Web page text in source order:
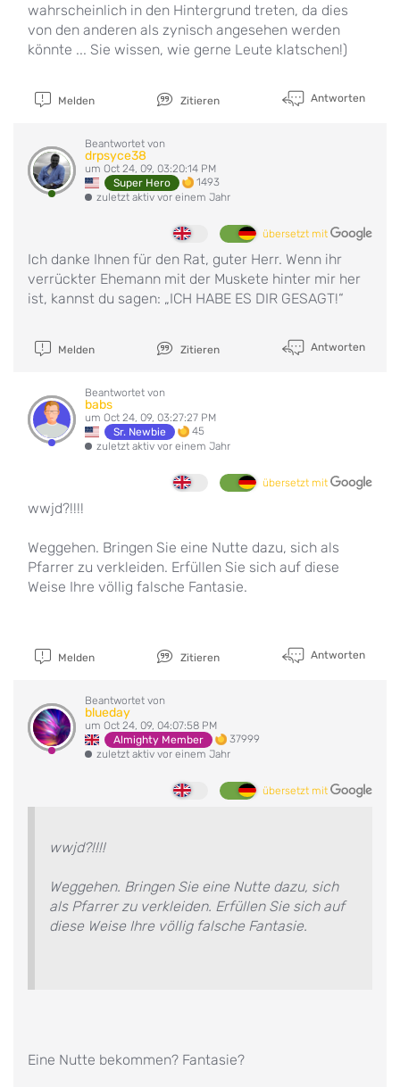
wahrscheinlich in den Hintergrund treten, da dies
von den anderen als zynisch angesehen werden
könnte ... Sie wissen, wie gerne Leute klatschen!)
Melden Zitieren Antworten
Beantwortet von
drpsyce38
um Oct 24, 09, 03:20:14 PM
Super Hero
1493
zuletzt aktiv vor einem Jahr
übersetzt mit
Ich danke Ihnen für den Rat, guter Herr. Wenn ihr
verrückter Ehemann mit der Muskete hinter mir her
ist, kannst du sagen: „ICH HABE ES DIR GESAGT!“
Melden Zitieren Antworten
Beantwortet von
babs
um Oct 24, 09, 03:27:27 PM
Sr. Newbie
45
zuletzt aktiv vor einem Jahr
übersetzt mit
wwjd?!!!!
Weggehen. Bringen Sie eine Nutte dazu, sich als
Pfarrer zu verkleiden. Erfüllen Sie sich auf diese
Weise Ihre völlig falsche Fantasie.
Melden Zitieren Antworten
Beantwortet von
blueday
um Oct 24, 09, 04:07:58 PM
Almighty Member
37999
zuletzt aktiv vor einem Jahr
übersetzt mit
wwjd?!!!!
Weggehen. Bringen Sie eine Nutte dazu, sich
als Pfarrer zu verkleiden. Erfüllen Sie sich auf
diese Weise Ihre völlig falsche Fantasie.
Eine Nutte bekommen? Fantasie?